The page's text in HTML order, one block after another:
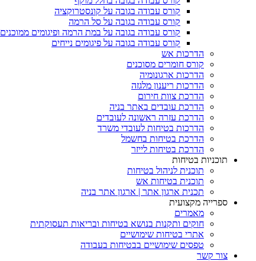
קורס עבודה בגובה על קונסטרוקציה
קורס עבודה בגובה על סל הרמה
קורס עבודה בגובה על במת הרמה ופיגומים ממוכנים
קורס עבודה בגובה על פיגומים נייחים
הדרכות אש
קורס חומרים מסוכנים
הדרכות ארגונומיה
הדרכות ריענון מלגזה
הדרכת צוות חירום
הדרכת עובדים באתר בניה
הדרכת עזרה ראשונה לעובדים
הדרכות בטיחות לעובדי משרד
הדרכת בטיחות בחשמל
הדרכת בטיחות לייזר
תוכניות בטיחות
תוכנית לניהול בטיחות
תוכנית בטיחות אש
תכנית ארגון אתר | ארגון אתר בניה
ספרייה מקצועית
מאמרים
חוקים ותקנות בנושא בטיחות ובריאות תעסוקתית
אתרי בטיחות שימושיים
טפסים שימושיים בבטיחות בעבודה
צור קשר